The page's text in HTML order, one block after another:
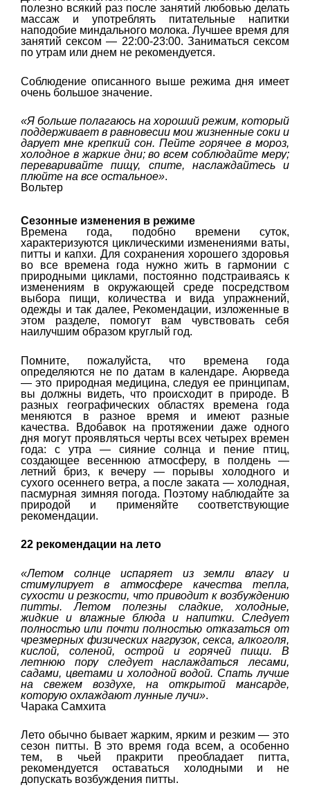
полезно всякий раз после занятий любовью делать
массаж и употреблять питательные напитки
наподобие миндального молока. Лучшее время для
занятий сексом — 22:00-23:00. Заниматься сексом
по утрам или днем не рекомендуется.
Соблюдение описанного выше режима дня имеет
очень большое значение.
«Я больше полагаюсь на хороший режим, который
поддерживает в равновесии мои жизненные соки и
дарует мне крепкий сон. Пейте горячее в мороз,
холодное в жаркие дни; во всем соблюдайте меру;
переваривайте пищу, спите, наслаждайтесь и
плюйте на все остальное».
Вольтер
Сезонные изменения в режиме
Времена года, подобно времени суток,
характеризуются циклическими изменениями ваты,
питты и капхи. Для сохранения хорошего здоровья
во все времена года нужно жить в гармонии с
природными циклами, постоянно подстраиваясь к
изменениям в окружающей среде посредством
выбора пищи, количества и вида упражнений,
одежды и так далее, Рекомендации, изложенные в
этом разделе, помогут вам чувствовать себя
наилучшим образом круглый год.
Помните, пожалуйста, что времена года
определяются не по датам в календаре. Аюрведа
— это природная медицина, следуя ее принципам,
вы должны видеть, что происходит в природе. В
разных географических областях времена года
меняются в разное время и имеют разные
качества. Вдобавок на протяжении даже одного
дня могут проявляться черты всех четырех времен
года: с утра — сияние солнца и пение птиц,
создающее весеннюю атмосферу, в полдень —
летний бриз, к вечеру — порывы холодного и
сухого осеннего ветра, а после заката — холодная,
пасмурная зимняя погода. Поэтому наблюдайте за
природой и применяйте соответствующие
рекомендации.
22 рекомендации на лето
«Летом солнце испаряет из земли влагу и
стимулирует в атмосфере качества тепла,
сухости и резкости, что приводит к возбуждению
питты. Летом полезны сладкие, холодные,
жидкие и влажные блюда и напитки. Следует
полностью или почти полностью отказаться от
чрезмерных физических нагрузок, секса, алкоголя,
кислой, соленой, острой и горячей пищи. В
летнюю пору следует наслаждаться лесами,
садами, цветами и холодной водой. Спать лучше
на свежем воздухе, на открытой мансарде,
которую охлаждают лунные лучи».
Чарака Самхита
Лето обычно бывает жарким, ярким и резким — это
сезон питты. В это время года всем, а особенно
тем, в чьей пракрити преобладает питта,
рекомендуется оставаться холодными и не
допускать возбуждения питты.